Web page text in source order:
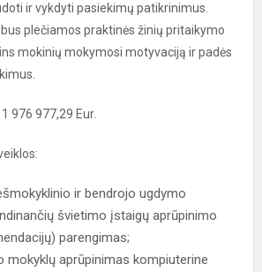
ir vykdyti pasiekimų patikrinimus.
plečiamos praktinės žinių pritaikymo
mokinių mokymosi motyvaciją ir padės
976 977,29 Eur.
ir bendrojo ugdymo
švietimo įstaigų aprūpinimo
parengimas;
mokyklų aprūpinimas kompiuterine